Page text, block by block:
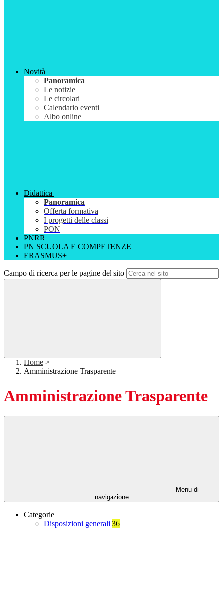
Novità
Panoramica
Le notizie
Le circolari
Calendario eventi
Albo online
Didattica
Panoramica
Offerta formativa
I progetti delle classi
PON
PNRR
PN SCUOLA E COMPETENZE
ERASMUS+
Campo di ricerca per le pagine del sito
Home >
Amministrazione Trasparente
Amministrazione Trasparente
Menu di
navigazione
Categorie
Disposizioni generali 36